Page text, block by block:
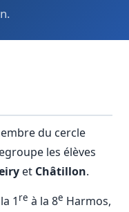
du cercle
les élèves
et Châtillon.
1 re à la 8e Harmos,